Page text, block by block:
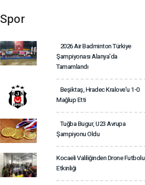
Spor
2026 Air Badminton Türkiye
Şampiyonası Alanya'da
Tamamlandı
Beşiktaş, Hradec Kralove'u 1-0
Mağlup Etti
Tuğba Bugur, U23 Avrupa
Şampiyonu Oldu
Kocaeli Valiliğinden Drone Futbolu
Etkinliği